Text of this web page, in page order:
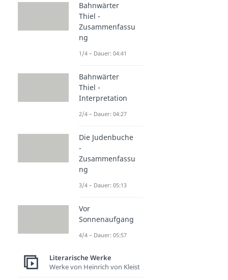
Bahnwärter
Thiel -
Zusammenfassu
ng
1/4 – Dauer: 04:41
Bahnwärter
Thiel -
Interpretation
2/4 – Dauer: 04:27
Die Judenbuche
-
Zusammenfassu
ng
3/4 – Dauer: 05:13
Vor
Sonnenaufgang
4/4 – Dauer: 05:57
Literarische Werke
Werke von Heinrich von Kleist